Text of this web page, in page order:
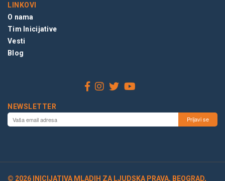
LINKOVI
O nama
Tim Inicijative
Vesti
Blog
NEWSLETTER
© 2026 INICIJATIVA MLADIH ZA LJUDSKA PRAVA, BEOGRAD,